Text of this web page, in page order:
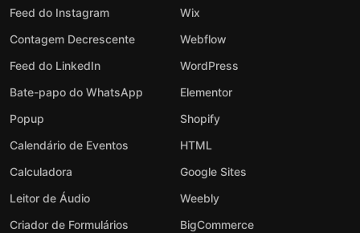
Feed do Instagram
Contagem Decrescente
Feed do LinkedIn
Bate-papo do WhatsApp
Popup
Calendário de Eventos
Calculadora
Leitor de Áudio
Criador de Formulários
Wix
Webflow
WordPress
Elementor
Shopify
HTML
Google Sites
Weebly
BigCommerce